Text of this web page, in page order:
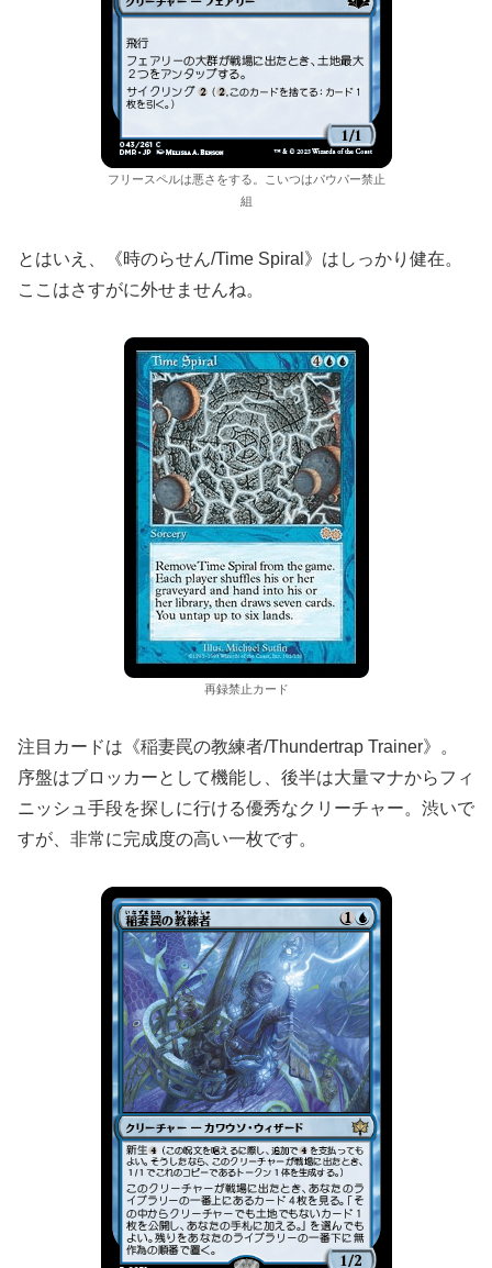
フリースペルは悪さをする。こいつはパウパー禁止
組
とはいえ、《時のらせん/Time Spiral》はしっかり健在。
ここはさすがに外せませんね。
再録禁止カード
注目カードは《稲妻罠の教練者/Thundertrap Trainer》。
序盤はブロッカーとして機能し、後半は大量マナからフィ
ニッシュ手段を探しに行ける優秀なクリーチャー。渋いで
すが、非常に完成度の高い一枚です。